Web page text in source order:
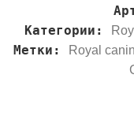
Категории:
Метки: Royal canin